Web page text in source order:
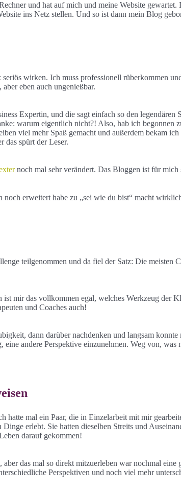
und hat auf mich und meine Website
ins Netz stellen. Und so ist dann mein Blog
wirken. Ich muss professionell rüberkommen
eben auch ungenießbar.
Expertin, und die sagt einfach so den
warum eigentlich nicht?! Also, hab ich begonnen
viel mehr Spaß gemacht und außerdem bekam
das spürt der Leser.
noch mal sehr verändert. Das Bloggen ist für
erweitert habe zu „sei wie du bist“ macht
teilgenommen und da fiel der Satz: Die meisten
mir das vollkommen egal, welches Werkzeug der
und Coaches auch!
dann darüber nachdenken und langsam
andere Perspektive einzunehmen. Weg von,
mal ein Paar, die in Einzelarbeit mit mir
erlebt. Sie hatten dieselben Streits und
darauf gekommen!
das mal so direkt mitzuerleben war nochmal
Perspektiven und noch viel mehr